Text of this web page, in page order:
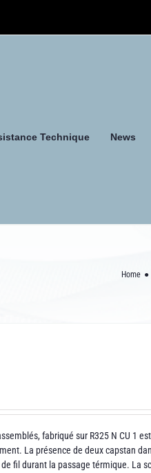
Technique News
Home
fabriqué sur R325 N CU 1
La présence de deux capstan
fil durant la passage térmique. La